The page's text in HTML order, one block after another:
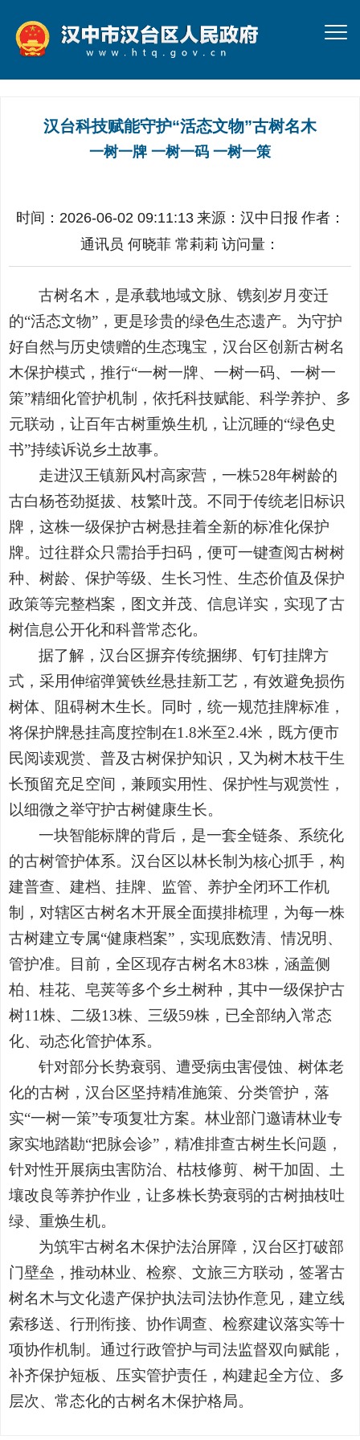
汉台科技赋能守护“活态文物”古树名木
一树一牌 一树一码 一树一策
时间：2026-06-02 09:11:13 来源： 汉中日报 作者：
通讯员 何晓菲 常莉莉 访问量：
古树名木，是承载地域文脉、镌刻岁月变迁
的“活态文物”，更是珍贵的绿色生态遗产。为守护
好自然与历史馈赠的生态瑰宝，汉台区创新古树名
木保护模式，推行“一树一牌、一树一码、一树一
策”精细化管护机制，依托科技赋能、科学养护、多
元联动，让百年古树重焕生机，让沉睡的“绿色史
书”持续诉说乡土故事。
走进汉王镇新风村高家营，一株528年树龄的
古白杨苍劲挺拔、枝繁叶茂。不同于传统老旧标识
牌，这株一级保护古树悬挂着全新的标准化保护
牌。过往群众只需抬手扫码，便可一键查阅古树树
种、树龄、保护等级、生长习性、生态价值及保护
政策等完整档案，图文并茂、信息详实，实现了古
树信息公开化和科普常态化。
据了解，汉台区摒弃传统捆绑、钉钉挂牌方
式，采用伸缩弹簧铁丝悬挂新工艺，有效避免损伤
树体、阻碍树木生长。同时，统一规范挂牌标准，
将保护牌悬挂高度控制在1.8米至2.4米，既方便市
民阅读观赏、普及古树保护知识，又为树木枝干生
长预留充足空间，兼顾实用性、保护性与观赏性，
以细微之举守护古树健康生长。
一块智能标牌的背后，是一套全链条、系统化
的古树管护体系。汉台区以林长制为核心抓手，构
建普查、建档、挂牌、监管、养护全闭环工作机
制，对辖区古树名木开展全面摸排梳理，为每一株
古树建立专属“健康档案”，实现底数清、情况明、
管护准。目前，全区现存古树名木83株，涵盖侧
柏、桂花、皂荚等多个乡土树种，其中一级保护古
树11株、二级13株、三级59株，已全部纳入常态
化、动态化管护体系。
针对部分长势衰弱、遭受病虫害侵蚀、树体老
化的古树，汉台区坚持精准施策、分类管护，落
实“一树一策”专项复壮方案。林业部门邀请林业专
家实地踏勘“把脉会诊”，精准排查古树生长问题，
针对性开展病虫害防治、枯枝修剪、树干加固、土
壤改良等养护作业，让多株长势衰弱的古树抽枝吐
绿、重焕生机。
为筑牢古树名木保护法治屏障，汉台区打破部
门壁垒，推动林业、检察、文旅三方联动，签署古
树名木与文化遗产保护执法司法协作意见，建立线
索移送、行刑衔接、协作调查、检察建议落实等十
项协作机制。通过行政管护与司法监督双向赋能，
补齐保护短板、压实管护责任，构建起全方位、多
层次、常态化的古树名木保护格局。